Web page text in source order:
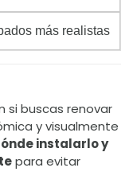
más realistas
si buscas renovar
y visualmente
instalarlo y
para evitar